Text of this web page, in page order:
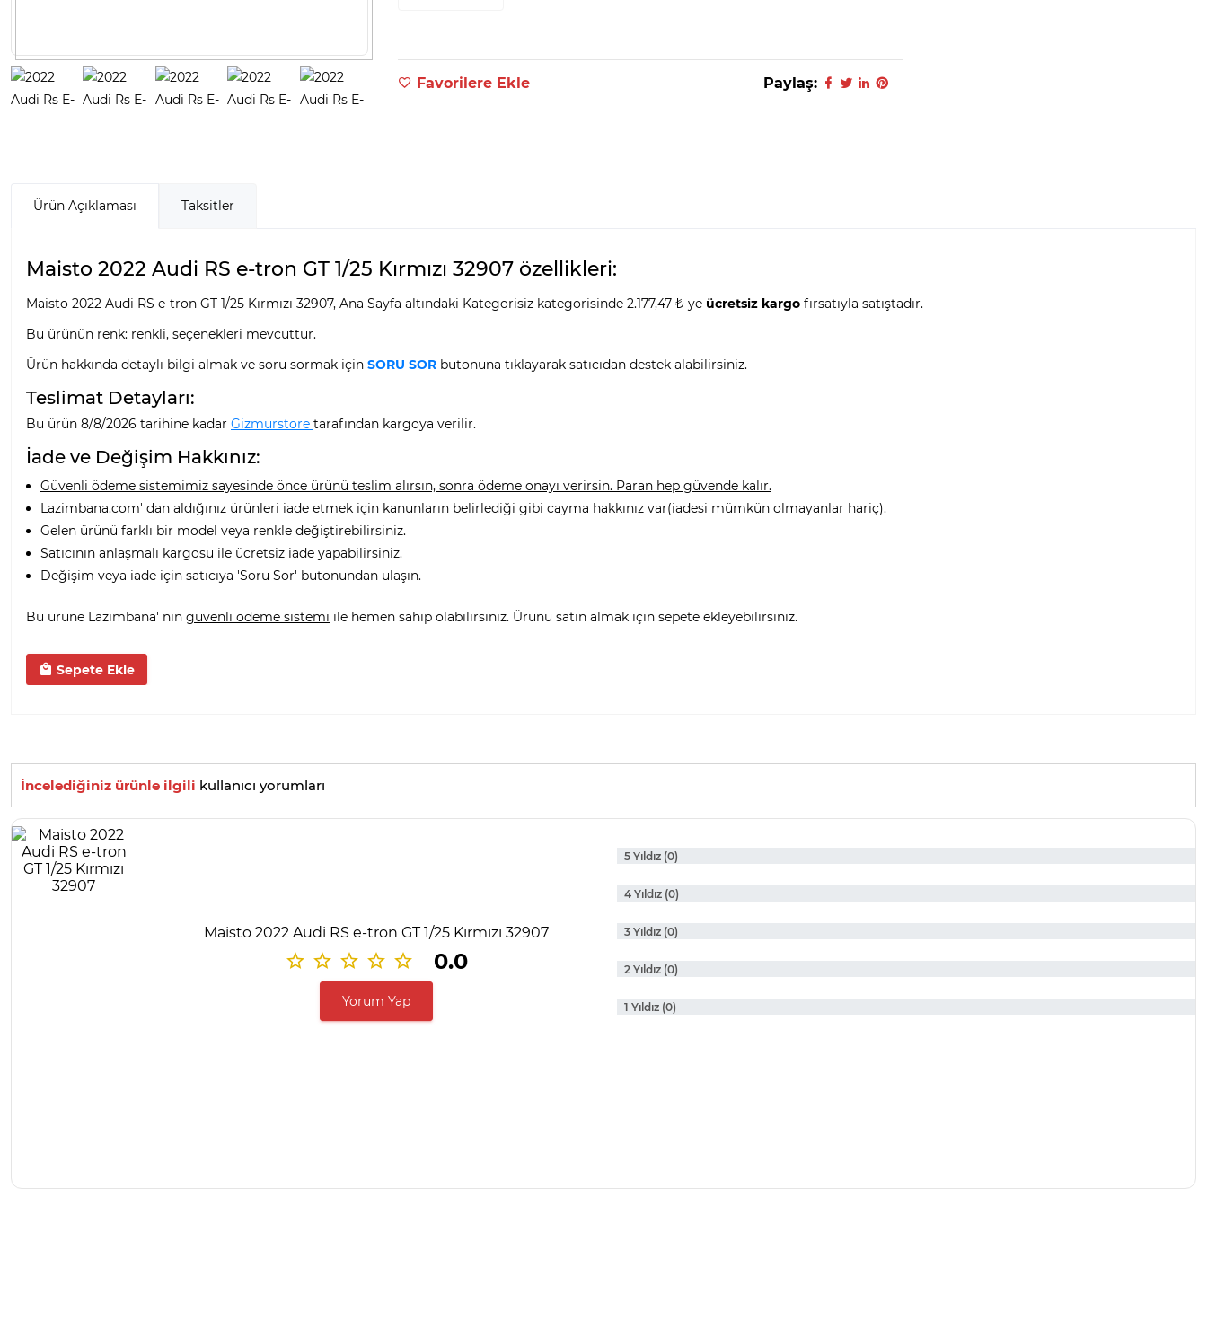
Favorilere Ekle Paylaş:
Ürün Açıklaması Taksitler
Maisto 2022 Audi RS e-tron GT 1/25 Kırmızı 32907 özellikleri:
Maisto 2022 Audi RS e-tron GT 1/25 Kırmızı 32907, Ana Sayfa altındaki Kategorisiz kategorisinde 2.177,47 ₺ ye ücretsiz kargo fırsatıyla satıştadır.
Bu ürünün renk: renkli, seçenekleri mevcuttur.
Ürün hakkında detaylı bilgi almak ve soru sormak için SORU SOR butonuna tıklayarak satıcıdan destek alabilirsiniz.
Teslimat Detayları:
Bu ürün 8/8/2026 tarihine kadar Gizmurstore tarafından kargoya verilir.
İade ve Değişim Hakkınız:
Güvenli ödeme sistemimiz sayesinde önce ürünü teslim alırsın, sonra ödeme onayı verirsin. Paran hep güvende kalır.
Lazimbana.com' dan aldığınız ürünleri iade etmek için kanunların belirlediği gibi cayma hakkınız var(iadesi mümkün olmayanlar hariç).
Gelen ürünü farklı bir model veya renkle değiştirebilirsiniz.
Satıcının anlaşmalı kargosu ile ücretsiz iade yapabilirsiniz.
Değişim veya iade için satıcıya 'Soru Sor' butonundan ulaşın.
Bu ürüne Lazımbana' nın güvenli ödeme sistemi ile hemen sahip olabilirsiniz. Ürünü satın almak için sepete ekleyebilirsiniz.
Sepete Ekle
İncelediğiniz ürünle ilgili kullanıcı yorumları
Maisto 2022 Audi RS e-tron GT 1/25 Kırmızı 32907
0.0
Yorum Yap
5 Yıldız (0)
4 Yıldız (0)
3 Yıldız (0)
2 Yıldız (0)
1 Yıldız (0)